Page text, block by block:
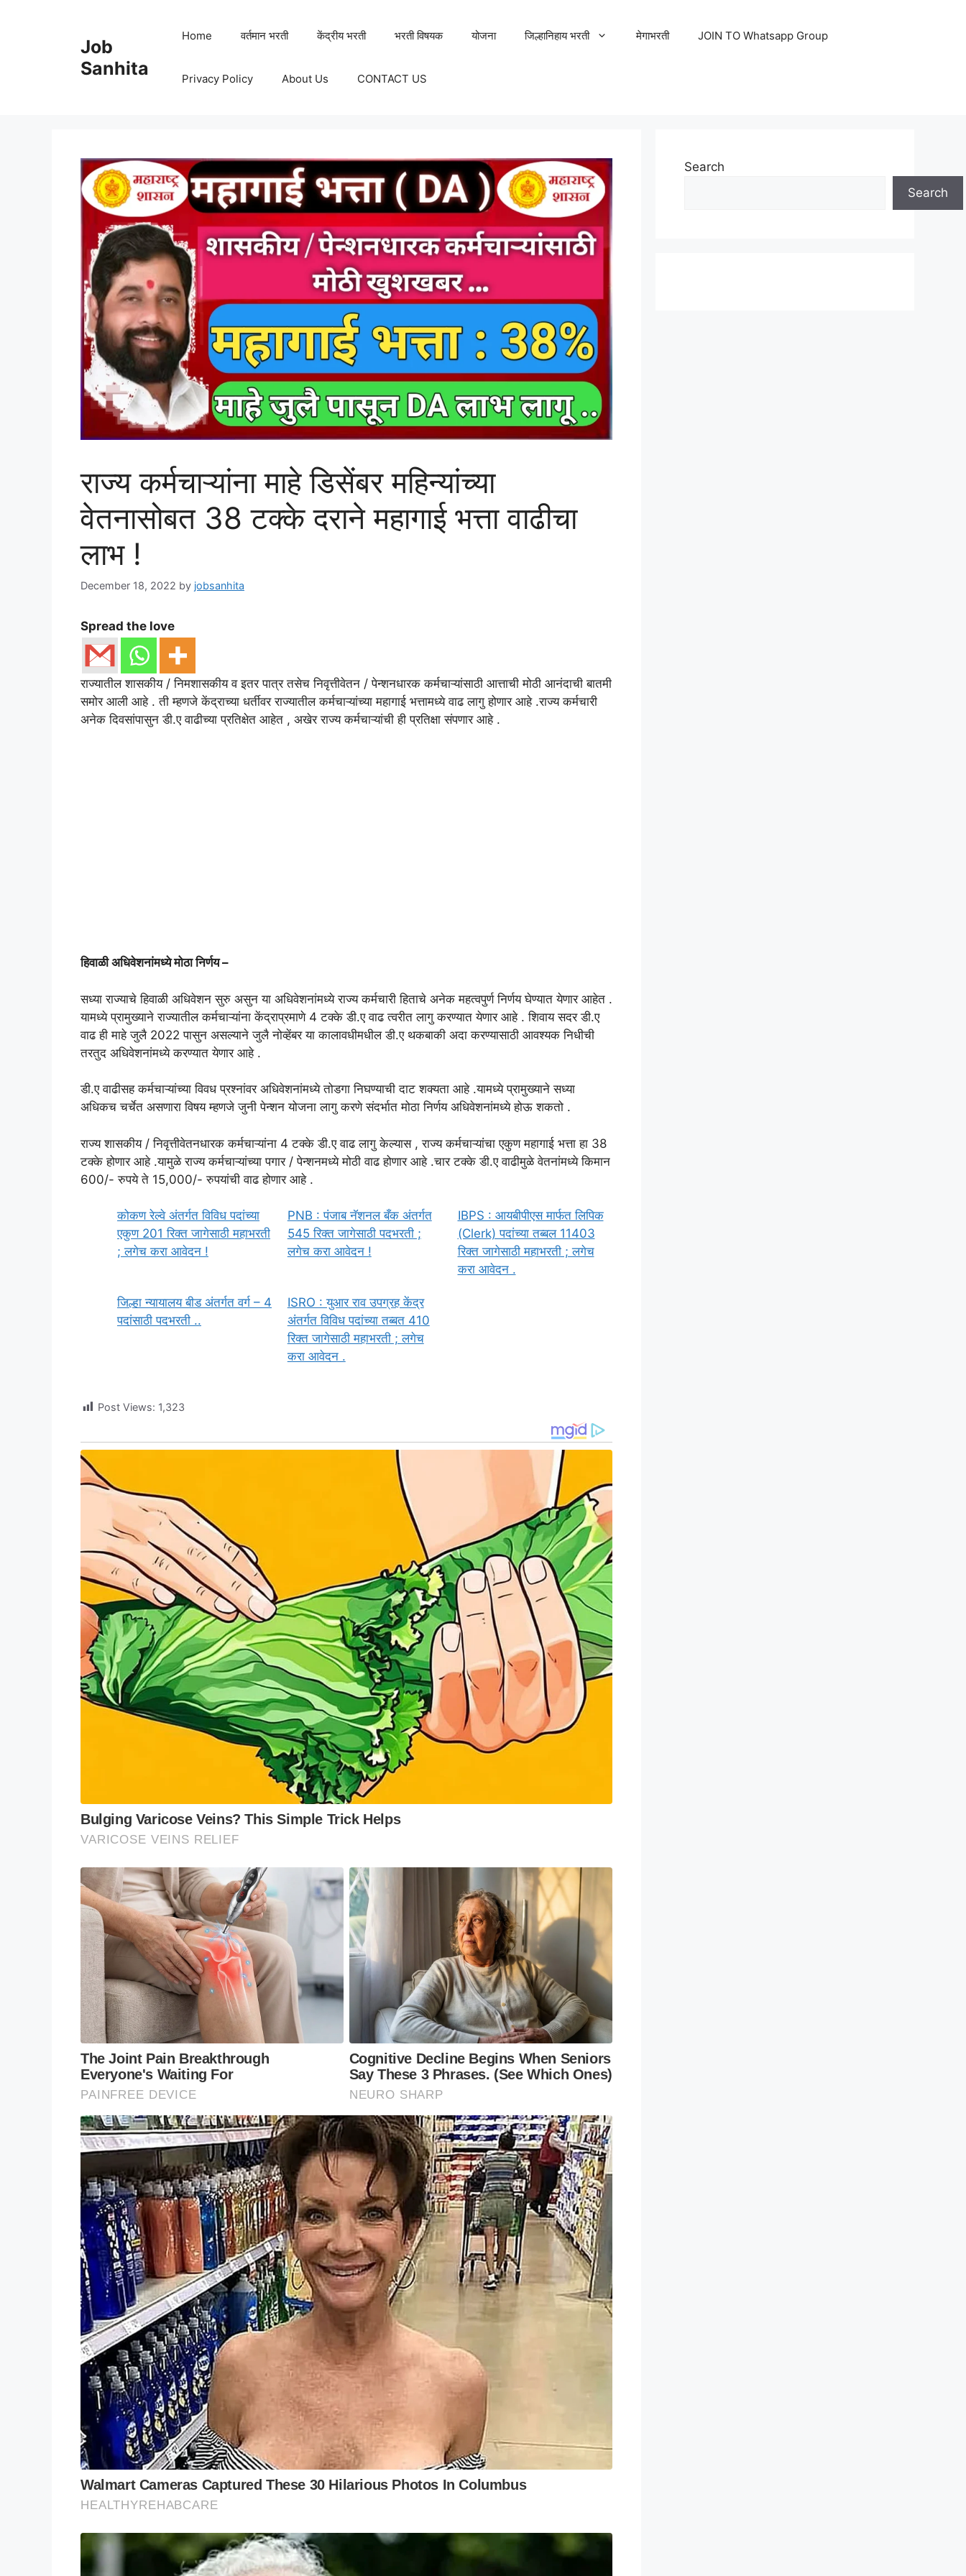
Job
Sanhita
Home वर्तमान भरती केंद्रीय भरती भरती विषयक योजना जिल्हानिहाय भरती मेगाभरती JOIN TO Whatsapp Group
Privacy Policy About Us CONTACT US
राज्य कर्मचाऱ्यांना माहे डिसेंबर महिन्यांच्या
वेतनासोबत 38 टक्के दराने महागाई भत्ता वाढीचा
लाभ !
December 18, 2022 by jobsanhita
Spread the love
राज्यातील शासकीय / निमशासकीय व इतर पात्र तसेच निवृत्तीवेतन / पेन्शनधारक कर्मचाऱ्यांसाठी आत्ताची मोठी आनंदाची बातमी
समोर आली आहे . ती म्हणजे केंद्राच्या धर्तीवर राज्यातील कर्मचाऱ्यांच्या महागाई भत्तामध्ये वाढ लागु होणार आहे .राज्य कर्मचारी
अनेक दिवसांपासुन डी.ए वाढीच्या प्रतिक्षेत आहेत , अखेर राज्य कर्मचाऱ्यांची ही प्रतिक्षा संपणार आहे .
हिवाळी अधिवेशनांमध्ये मोठा निर्णय –
सध्या राज्याचे हिवाळी अधिवेशन सुरु असुन या अधिवेशनांमध्ये राज्य कर्मचारी हिताचे अनेक महत्वपुर्ण निर्णय घेण्यात येणार आहेत .
यामध्ये प्रामुख्याने राज्यातील कर्मचाऱ्यांना केंद्राप्रमाणे 4 टक्के डी.ए वाढ त्वरीत लागु करण्यात येणार आहे . शिवाय सदर डी.ए
वाढ ही माहे जुलै 2022 पासुन असल्याने जुलै नोव्हेंबर या कालावधीमधील डी.ए थकबाकी अदा करण्यासाठी आवश्यक निधीची
तरतुद अधिवेशनांमध्ये करण्यात येणार आहे .
डी.ए वाढीसह कर्मचाऱ्यांच्या विवध प्रश्नांवर अधिवेशनांमध्ये तोडगा निघण्याची दाट शक्यता आहे .यामध्ये प्रामुख्याने सध्या
अधिकच चर्चेत असणारा विषय म्हणजे जुनी पेन्शन योजना लागु करणे संदर्भात मोठा निर्णय अधिवेशनांमध्ये होऊ शकतो .
राज्य शासकीय / निवृत्तीवेतनधारक कर्मचाऱ्यांना 4 टक्के डी.ए वाढ लागु केल्यास , राज्य कर्मचाऱ्यांचा एकुण महागाई भत्ता हा 38
टक्के होणार आहे .यामुळे राज्य कर्मचाऱ्यांच्या पगार / पेन्शनमध्ये मोठी वाढ होणार आहे .चार टक्के डी.ए वाढीमुळे वेतनांमध्ये किमान
600/- रुपये ते 15,000/- रुपयांची वाढ होणार आहे .
कोकण रेल्वे अंतर्गत विविध पदांच्या
एकुण 201 रिक्त जागेसाठी महाभरती
; लगेच करा आवेदन !
PNB : पंजाब नॅशनल बँक अंतर्गत
545 रिक्त जागेसाठी पदभरती ;
लगेच करा आवेदन !
IBPS : आयबीपीएस मार्फत लिपिक
(Clerk) पदांच्या तब्बल 11403
रिक्त जागेसाठी महाभरती ; लगेच
करा आवेदन .
जिल्हा न्यायालय बीड अंतर्गत वर्ग – 4
पदांसाठी पदभरती ..
ISRO : युआर राव उपग्रह केंद्र
अंतर्गत विविध पदांच्या तब्बत 410
रिक्त जागेसाठी महाभरती ; लगेच
करा आवेदन .
Post Views: 1,323
Search
Search